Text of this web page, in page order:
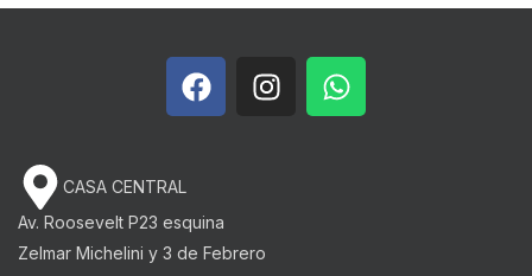
CASA CENTRAL
Av. Roosevelt P23 esquina
Zelmar Michelini y 3 de Febrero​